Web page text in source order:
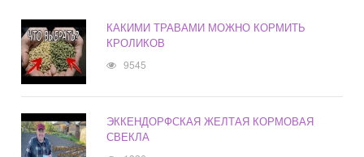
КАКИМИ ТРАВАМИ МОЖНО КОРМИТЬ
КРОЛИКОВ
9545
ЭККЕНДОРФСКАЯ ЖЕЛТАЯ КОРМОВАЯ
СВЕКЛА